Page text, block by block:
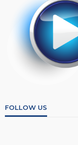
FOLLOW US